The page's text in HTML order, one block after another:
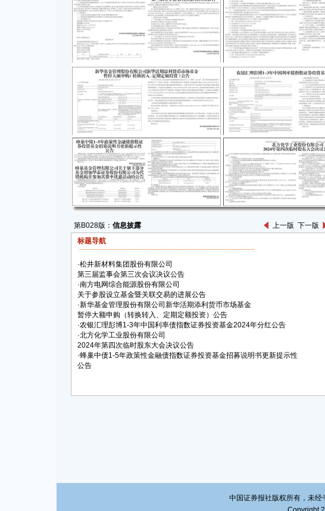
第B028版： 信息披露 上一版 下一版
标题导航
·松井新材料集团股份有限公司
第三届监事会第三次会议决议公告
·南方电网综合能源股份有限公司
关于参股设立基金暨关联交易的进展公告
·新华基金管理股份有限公司新华活期添利货币市场基金
暂停大额申购（转换转入、定期定额投资）公告
·农银汇理彭博1-3年中国利率债指数证券投资基金2024年分红公告
·北方化学工业股份有限公司
2024年第四次临时股东大会决议公告
·蜂巢中债1-5年政策性金融债指数证券投资基金招募说明书更新提示性
公告
（二）现场
（三）现场
楼会议室。
（四）现场
（五）表决
会议的召集
股票上市规
《公司章程
三、会议
（一）总
参加本次股
名，代表股
（二）现场
出席本次股
199,746,179
（三）网
通过网络投
份数为
（四）持股
通过现场和
517名，代
（五）会议
级管理人员及
本次股东大
次临时股东
（一）审议
表决结果：
总数的
其中，中小
资者所持有
中小投资者
席会议中小
中国证券报社版权所有，未